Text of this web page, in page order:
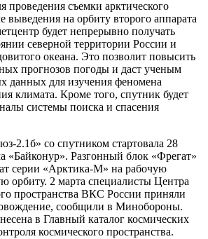
проведения съемки арктического
выведения на орбиту второго аппарата
будет непрерывно получать
северной территории России и
океана. Это позволит повысить
прогнозов погоды и даст ученым
данных для изучения феномена
климата. Кроме того, спутник будет
системы поиска и спасения
2.1б» со спутником стартовала 28
«Байконур». Разгонный блок «Фрегат»
серии «Арктика-М» на рабочую
орбиту. 2 марта специалисты Центра
пространства ВКС России приняли
сообщили в Минобороны.
в Главный каталог космических
космического пространства.